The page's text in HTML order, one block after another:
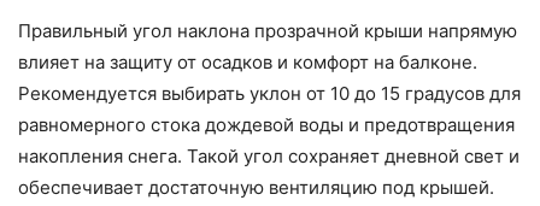
Правильный угол наклона прозрачной крыши напрямую
влияет на защиту от осадков и комфорт на балконе.
Рекомендуется выбирать уклон от 10 до 15 градусов для
равномерного стока дождевой воды и предотвращения
накопления снега. Такой угол сохраняет дневной свет и
обеспечивает достаточную вентиляцию под крышей.